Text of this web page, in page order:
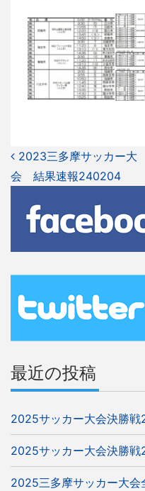
投
稿
ナ
ビ
ゲ
ー
シ
2023三多摩サッカー大
会 結果速報240204
最近の投稿
2025サッカー大会決勝
2025サッカー大会決勝
2025三多摩サッカー大